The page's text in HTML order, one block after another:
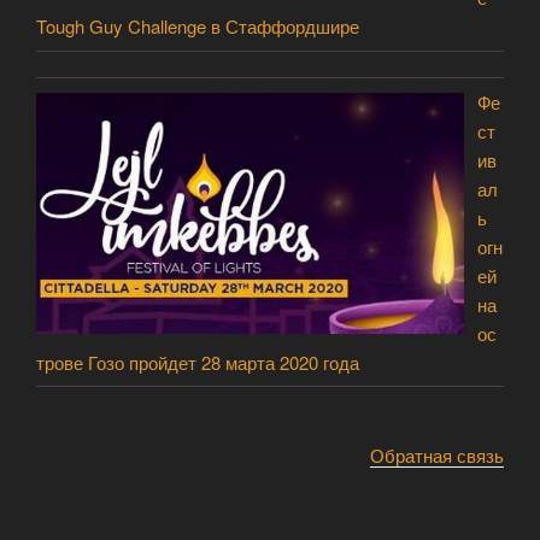
Tough Guy Challenge в Стаффордшире
Фе
ст
ив
ал
ь
огн
ей
на
ос
трове Гозо пройдет 28 марта 2020 года
Обратная связь